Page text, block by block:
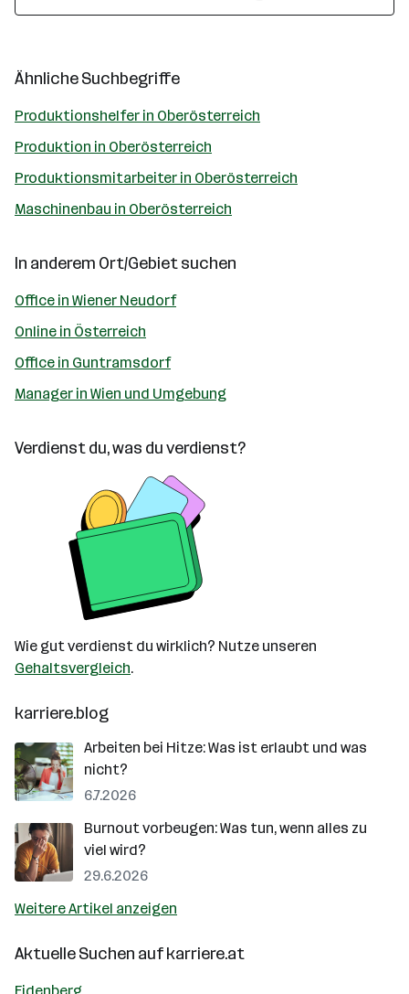
Ähnliche Suchbegriffe
Produktionshelfer in Oberösterreich
Produktion in Oberösterreich
Produktionsmitarbeiter in Oberösterreich
Maschinenbau in Oberösterreich
In anderem Ort/Gebiet suchen
Office in Wiener Neudorf
Online in Österreich
Office in Guntramsdorf
Manager in Wien und Umgebung
Verdienst du, was du verdienst?
Wie gut verdienst du wirklich? Nutze unseren
Gehaltsvergleich.
karriere.blog
Arbeiten bei Hitze: Was ist erlaubt und was
nicht?
6.7.2026
Burnout vorbeugen: Was tun, wenn alles zu
viel wird?
29.6.2026
Weitere Artikel anzeigen
Aktuelle Suchen aufkarriere.at